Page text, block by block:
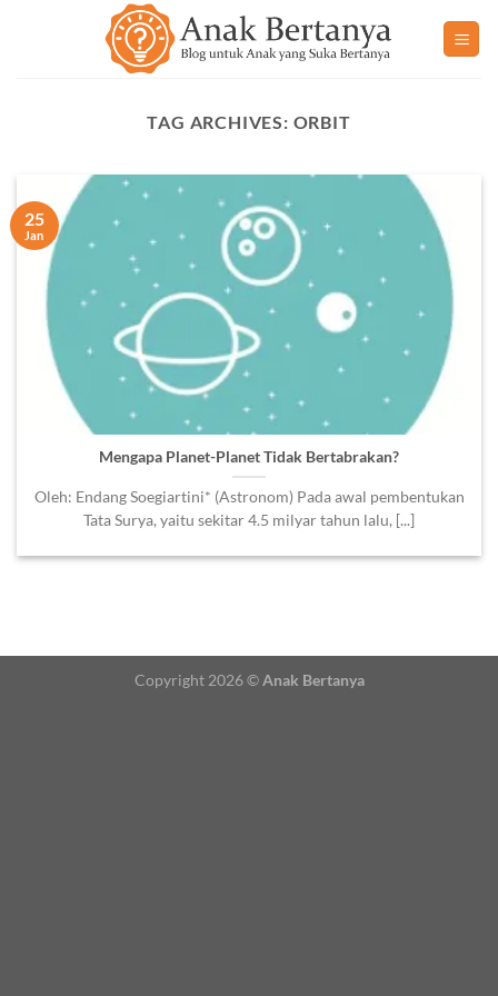
TAG ARCHIVES: ORBIT
Mengapa Planet-Planet Tidak Bertabrakan?
Oleh: Endang Soegiartini* (Astronom) Pada awal pembentukan
Tata Surya, yaitu sekitar 4.5 milyar tahun lalu, [...]
25
Jan
Copyright 2026 ©Anak Bertanya